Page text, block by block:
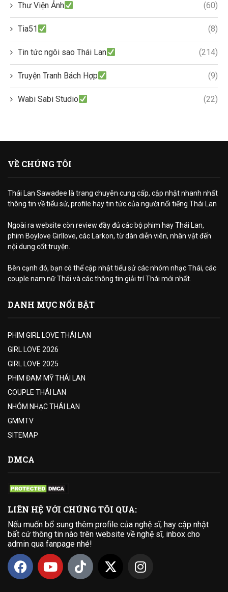
Thư Viện Ảnh (60)
Tia51 (8)
Tin tức ngôi sao Thái Lan (214)
Truyện Tranh Bách Hợp (9)
Wabi Sabi Studio (22)
VỀ CHÚNG TÔI
Thái Lan Sawadee là trang chuyên cung cấp, cập nhật nhanh nhất
thông tin về tiểu sử, profile hay tin tức của người nổi tiếng Thái Lan
Ngoài ra website còn review đầy đủ các bộ phim hay Thái Lan,
phim Boylove Girllove, các Larkon, từ dàn diễn viên, nhân vật đến
nội dung cốt truyện.
Bên cạnh đó, bạn có thể cập nhật tiểu sử các nhóm nhạc Thái, các
couple nam nữ Thái và các thông tin giải trí Thái mới nhất.
DANH MỤC NỔI BẬT
PHIM GIRL LOVE THÁI LAN
GIRL LOVE 2026
GIRL LOVE 2025
PHIM ĐAM MỸ THÁI LAN
COUPLE THÁI LAN
NHÓM NHẠC THÁI LAN
GMMTV
SITEMAP
DMCA
LIÊN HỆ VỚI CHÚNG TÔI QUA:
Nếu muốn bổ sung thêm profile của nghệ sĩ, hay cập nhật
bất cứ thông tin nào trên website về nghệ sĩ, inbox cho
admin qua fanpage nhé!